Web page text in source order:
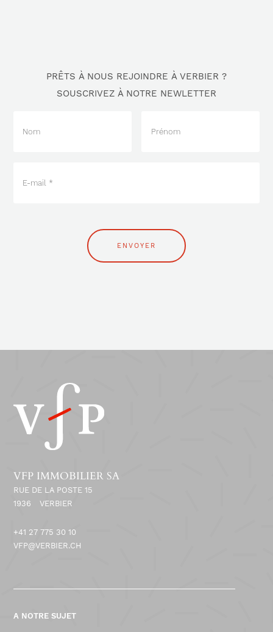
PRÊTS À NOUS REJOINDRE À VERBIER ?
SOUSCRIVEZ À NOTRE NEWLETTER
VFP IMMOBILIER SA
RUE DE LA POSTE 15
1936
VERBIER
+41 27 775 30 10
VFP@VERBIER.CH
A NOTRE SUJET